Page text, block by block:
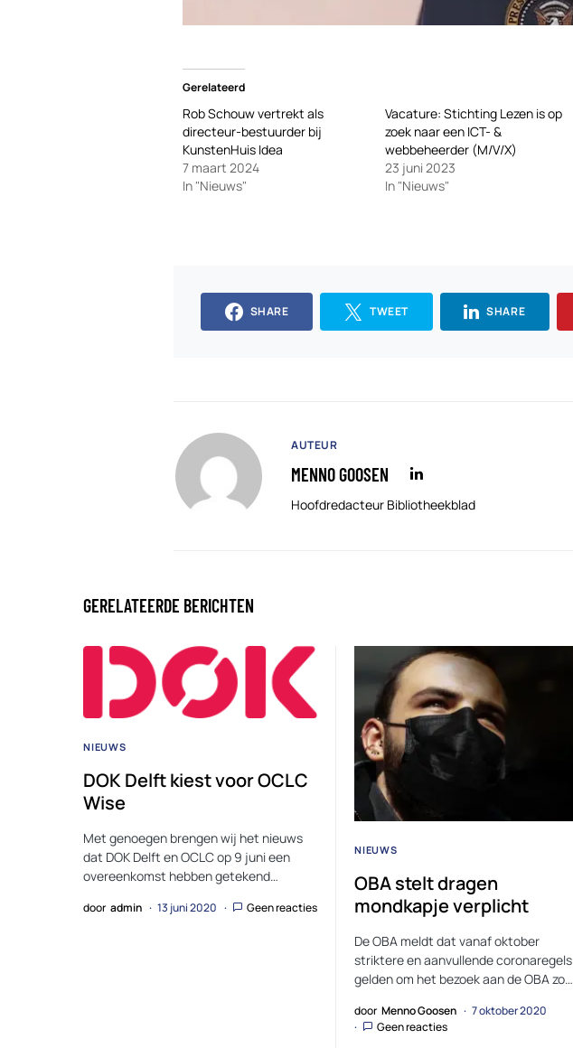
Gerelateerd
Rob Schouw vertrekt als
directeur-bestuurder bij
KunstenHuis Idea
7 maart 2024
In "Nieuws"
Vacature: Stichting Lezen is op
zoek naar een ICT- &
webbeheerder (M/V/X)
23 juni 2023
In "Nieuws"
SHARE TWEET SHARE
AUTEUR
MENNO GOOSEN
Hoofdredacteur Bibliotheekblad
GERELATEERDE BERICHTEN
NIEUWS
DOK Delft kiest voor OCLC
Wise
Met genoegen brengen wij het nieuws
dat DOK Delft en OCLC op 9 juni een
overeenkomst hebben getekend…
door admin 13 juni 2020 Geen reacties
NIEUWS
OBA stelt dragen
mondkapje verplicht
De OBA meldt dat vanaf oktober
striktere en aanvullende coronaregels
gelden om het bezoek aan de OBA zo…
door Menno Goosen
7 oktober 2020
Geen reacties